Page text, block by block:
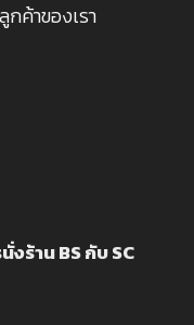
ค้าของเรา
ร้าน BS กับ SC